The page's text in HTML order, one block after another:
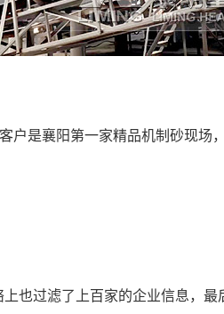
户是襄阳第一家精品机制砂现
也过滤了上百家的企业信息，